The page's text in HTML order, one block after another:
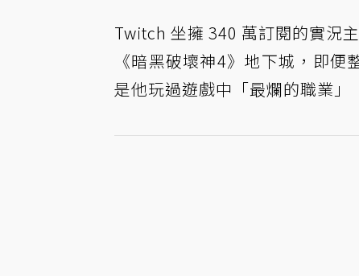
Twitch 坐擁 340 萬訂閱的實況
《暗黑破壞神4》地下城，即
是他玩過遊戲中「最爛的職業」